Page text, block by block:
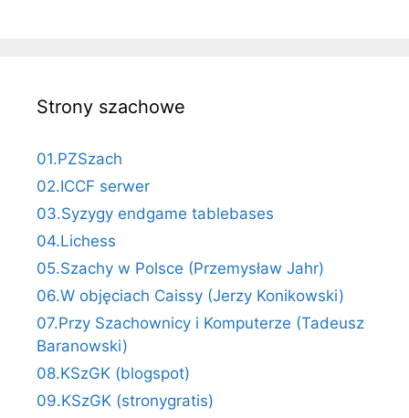
Strony szachowe
01.PZSzach
02.ICCF serwer
03.Syzygy endgame tablebases
04.Lichess
05.Szachy w Polsce (Przemysław Jahr)
06.W objęciach Caissy (Jerzy Konikowski)
07.Przy Szachownicy i Komputerze (Tadeusz
Baranowski)
08.KSzGK (blogspot)
09.KSzGK (stronygratis)